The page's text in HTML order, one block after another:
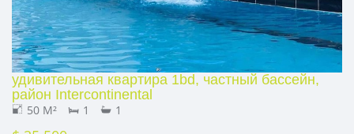
удивительная квартира 1bd, частный бассейн,
район Intercontinental
50 M² 1 1